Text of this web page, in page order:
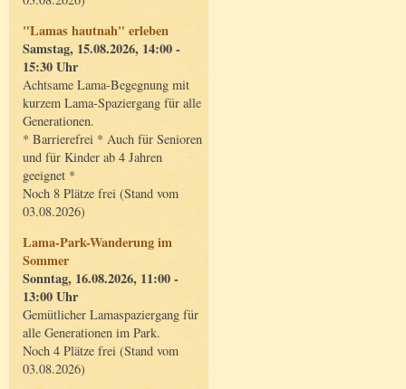
"Lamas hautnah" erleben
Samstag, 15.08.2026, 14:00 -
15:30 Uhr
Achtsame Lama-Begegnung mit
kurzem Lama-Spaziergang für alle
Generationen.
* Barrierefrei * Auch für Senioren
und für Kinder ab 4 Jahren
geeignet *
Noch 8 Plätze frei (Stand vom
03.08.2026)
Lama-Park-Wanderung im
Sommer
Sonntag, 16.08.2026, 11:00 -
13:00 Uhr
Gemütlicher Lamaspaziergang für
alle Generationen im Park.
Noch 4 Plätze frei (Stand vom
03.08.2026)